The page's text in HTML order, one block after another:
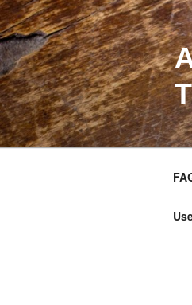
Перейти
к
содержимому